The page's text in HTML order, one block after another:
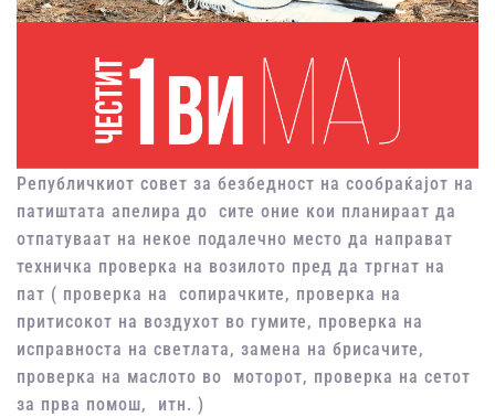
Републичкиот совет за безбедност на сообраќајот на
патиштата апелира до сите оние кои планираат да
отпатуваат на некое подалечно место да направат
техничка проверка на возилото пред да тргнат на
пат ( проверка на сопирачките, проверка на
притисокот на воздухот во гумите, проверка на
исправноста на светлата, замена на брисачите,
проверка на маслото во моторот, проверка на сетот
за прва помош, итн. )